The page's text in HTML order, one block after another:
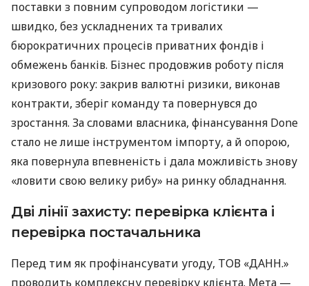
поставки з повним супроводом логістики —
швидко, без ускладнених та тривалих
бюрократичних процесів приватних фондів і
обмежень банків. Бізнес продовжив роботу після
кризового року: закрив валютні ризики, виконав
контракти, зберіг команду та повернувся до
зростання. За словами власника, фінансування Done
стало не лише інструментом імпорту, а й опорою,
яка повернула впевненість і дала можливість знову
«ловити свою велику рибу» на ринку обладнання.
Дві лінії захисту: перевірка клієнта і
перевірка постачальника
Перед тим як профінансувати угоду, ТОВ «ДАНН.»
проводить комплексну перевірку клієнта. Мета —